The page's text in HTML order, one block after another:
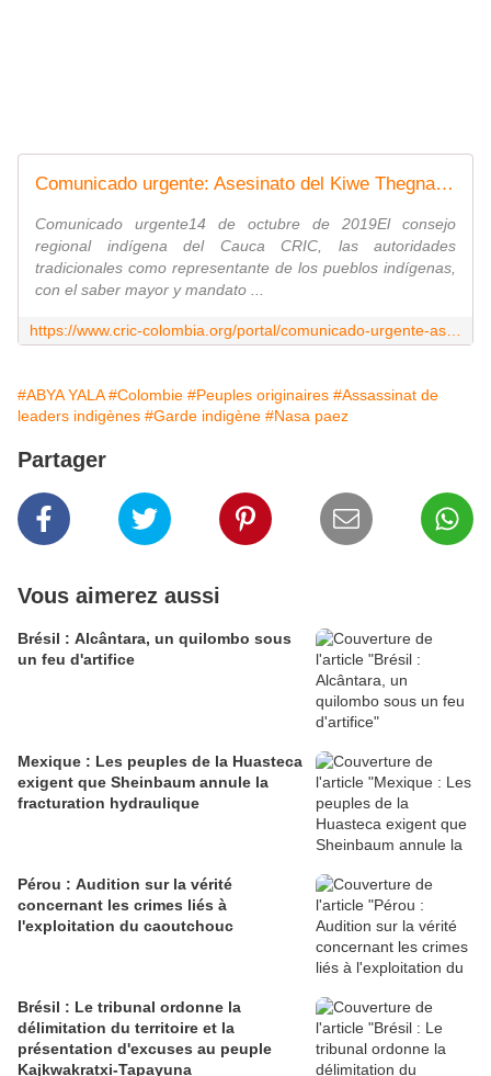
Comunicado urgente: Asesinato del Kiwe Thegna Toribio Canas Velasco, de 53 años de edad - Consejo Regional Indígena del Cauca - CRIC
Comunicado urgente14 de octubre de 2019El consejo
regional indígena del Cauca CRIC, las autoridades
tradicionales como representante de los pueblos indígenas,
con el saber mayor y mandato ...
#ABYA YALA #Colombie #Peuples originaires #Assassinat de
leaders indigènes #Garde indigène #Nasa paez
Partager
Vous aimerez aussi
Brésil : Alcântara, un quilombo sous
un feu d'artifice
Mexique : Les peuples de la Huasteca
exigent que Sheinbaum annule la
fracturation hydraulique
Pérou : Audition sur la vérité
concernant les crimes liés à
l'exploitation du caoutchouc
Brésil : Le tribunal ordonne la
délimitation du territoire et la
présentation d'excuses au peuple
Kajkwakratxi-Tapayuna